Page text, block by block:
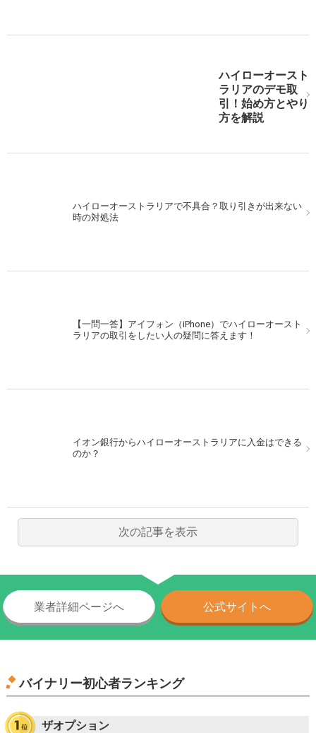
ハイローオースト
ラリアのデモ取
引！始め方とやり
方を解説
ハイローオーストラリアで不具合？取り引きが出来ない
時の対処法
【一問一答】アイフォン（iPhone）でハイローオースト
ラリアの取引をしたい人の疑問に答えます！
イオン銀行からハイローオーストラリアに入金はできる
のか？
次の記事を表示
ハイローオーストラリア実戦。米利上げ後をMACDで狙
業者詳細ページへ 公式サイトへ
バイナリー初心者ランキング
ザオプション